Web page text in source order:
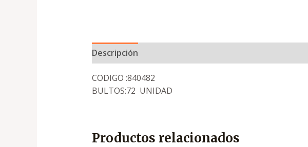
Descripción
CODIGO :840482
BULTOS:72 UNIDAD
Productos relacionados